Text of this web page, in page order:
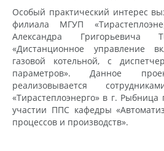
Особый практический интерес
филиала МГУП
Александра
«Дистанционное управление
газовой котельной, с
параметров». Данное
реализовывается
«Тирастеплоэнерго» в г.
участии ППС кафедры
процессов и производств».